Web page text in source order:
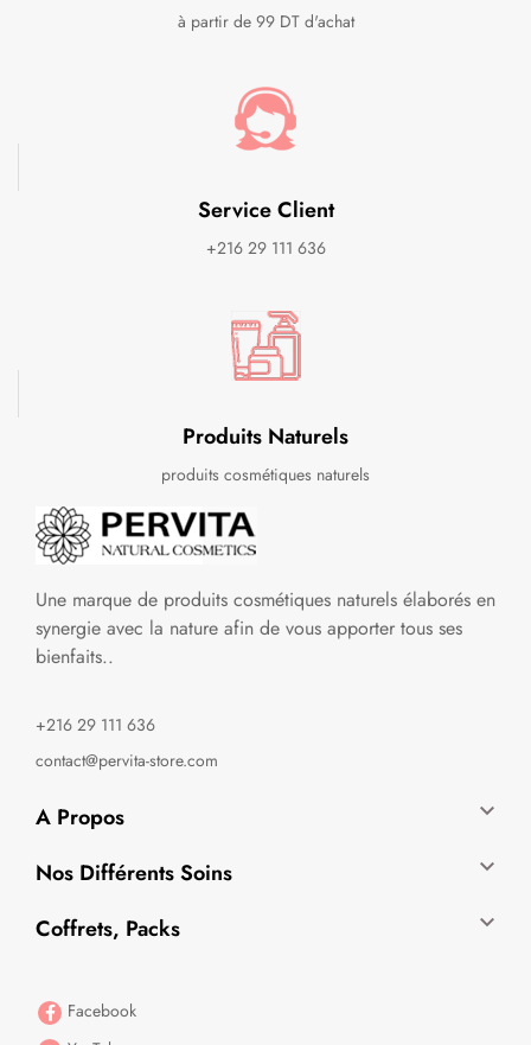
à partir de 99 DT d'achat
Service Client
+216 29 111 636
Produits Naturels
produits cosmétiques naturels
Une marque de produits cosmétiques naturels élaborés en
synergie avec la nature afin de vous apporter tous ses
bienfaits..
+216 29 111 636
contact@pervita-store.com
A Propos 
Nos Différents Soins 
Coffrets, Packs 
Facebook